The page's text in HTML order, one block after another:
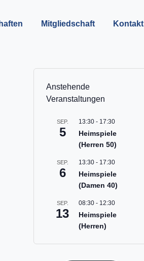
Mitgliedschaft Kontakt
Anstehende
Veranstaltungen
SEP.
5
13:30 - 17:30
Heimspiele
(Herren 50)
SEP.
6
13:30 - 17:30
Heimspiele
(Damen 40)
SEP.
13
08:30 - 12:30
Heimspiele
(Herren)